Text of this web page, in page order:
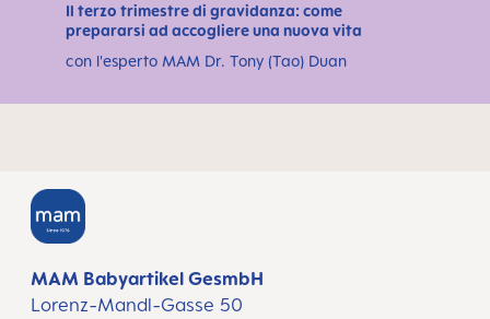
Il terzo trimestre di gravidanza: come
prepararsi ad accogliere una nuova vita
con l'esperto MAM Dr. Tony (Tao) Duan
MAM Babyartikel GesmbH
Lorenz-Mandl-Gasse 50